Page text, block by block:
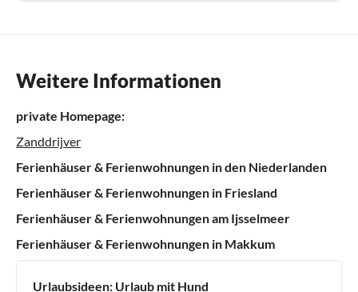
Weitere Informationen
private Homepage:
Zanddrijver
Ferienhäuser & Ferienwohnungen in den Niederlanden
Ferienhäuser & Ferienwohnungen in Friesland
Ferienhäuser & Ferienwohnungen am Ijsselmeer
Ferienhäuser & Ferienwohnungen in Makkum
Urlaubsideen: Urlaub mit Hund